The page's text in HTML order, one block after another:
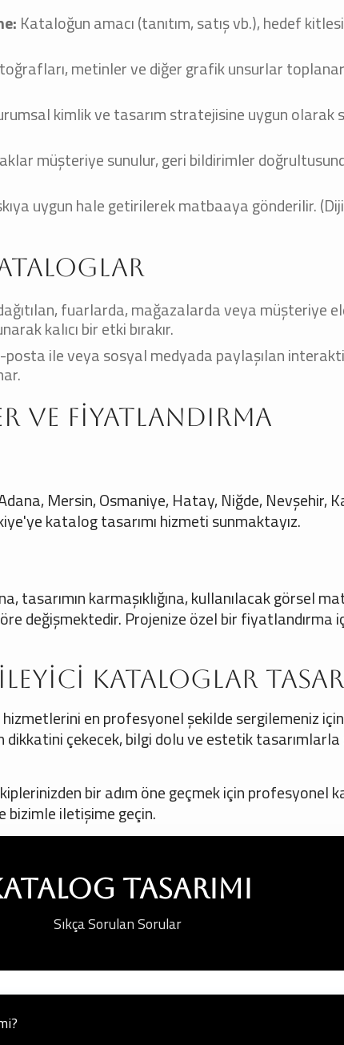
Kataloğun amacı (tanıtım, satış vb.), hedef
metinler ve diğer grafik unsurlar
kimlik ve tasarım stratejisine uygun olarak
müşteriye sunulur, geri bildirimler
uygun hale getirilerek matbaaya gönderilir.
fuarlarda, mağazalarda veya müşteriye
kalıcı bir etki bırakır.
ile veya sosyal medyada paylaşılan interaktif
ve Fiyatlandırma
Mersin, Osmaniye, Hatay, Niğde, Nevşehir,
katalog tasarımı hizmeti sunmaktayız.
tasarımın karmaşıklığına, kullanılacak görsel
değişmektedir. Projenize özel bir fiyatlandırma
Kataloglar
hizmetlerini en profesyonel şekilde sergilemeniz
çekecek, bilgi dolu ve estetik tasarımlarla
bir adım öne geçmek için profesyonel
bizimle iletişime geçin.
Tasarımı
Sıkça Sorulan Sorular